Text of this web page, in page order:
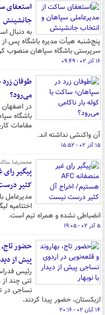
استعفای
جانشینش
به دنبال
پنج‌شنبه هیأت مدیره باشگاه پس
سرپرستی باشگاه سپاهان منصوب
۱۶ آذر ۰۲ - ۰۹:۴۹
طوفان زرد
می‌رود؟
در
باشگاه
مقامات
آن واکنشی نداشته اند.
۱۵ آذر ۰۲ - ۱۵:۵۲
محمدرضا
کثیر
مدیرعامل
اختتامیه
انضباطی نشده و همراه تیم است.
۵ آذر ۰۲ - ۱۹:۰۵
حضور
پیش از
رئیس
تنی چند
نساجی در
ازبکستان، حضور پیدا کردند.
۱۴ آبان ۰۲ - ۲۰:۱۶